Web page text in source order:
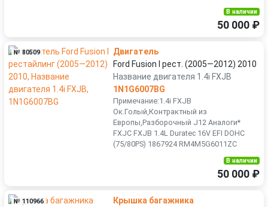
В наличии
50 000 ₽
№ 80509
Двигатель
Ford Fusion I рест. (2005—2012) 2010
Название двигателя 1.4i FXJB
1N1G6007BG
Примечание:1.4i FXJB
Ок.Голый,Контрактный из
Европы,Разборочный J12 Аналоги*
FXJC FXJB 1.4L Duratec 16V EFI DOHC
(75/80PS) 1867924 RM4M5G6011ZC
В наличии
50 000 ₽
№ 110966
Крышка багажника